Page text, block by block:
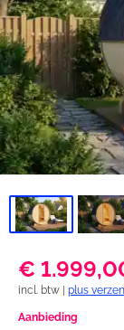
€
incl. btw | plus
Aanbieding